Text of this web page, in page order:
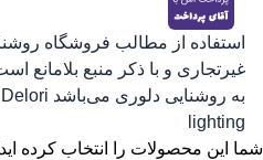
استفاده از مطالب فروشگاه
غیرتجاری و با ذکر منبع بلامانع
به روشنایی دلوری می‌باشد
lighting
شما این محصولات را انتخاب کرده اید